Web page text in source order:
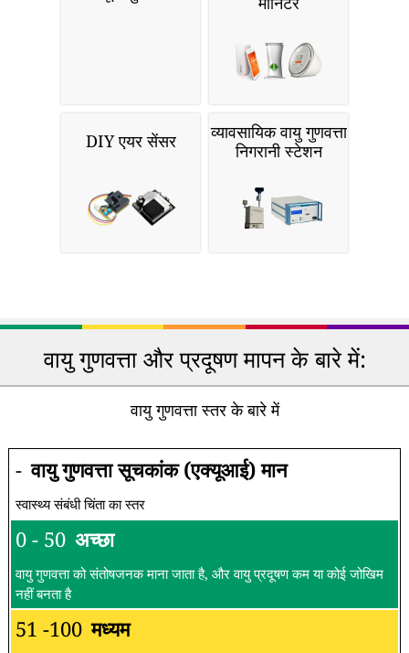
DIY एयर सेंसर
व्यावसायिक वायु गुणवत्ता
निगरानी स्टेशन
वायु गुणवत्ता और प्रदूषण मापन के बारे में:
वायु गुणवत्ता स्तर के बारे में
- वायु गुणवत्ता सूचकांक (एक्यूआई) मान
स्वास्थ्य संबंधी चिंता का स्तर
0 - 50 अच्छा
वायु गुणवत्ता को संतोषजनक माना जाता है, और वायु प्रदूषण कम या कोई जोखिम
नहीं बनता है
51 -100 मध्यम